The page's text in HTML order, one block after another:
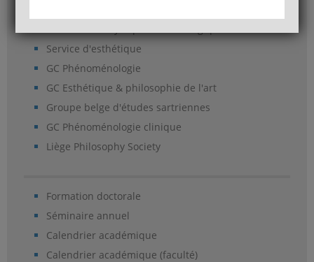
Service d'esthétique
GC Phénoménologie
GC Esthétique & philosophie de l'art
Groupe belge d'études sartriennes
GC Phénoménologie clinique
Liège Philosophy Society
Formation doctorale
Séminaire annuel
Calendrier académique
Calendrier académique (faculté)